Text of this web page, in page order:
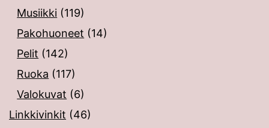
Musiikki (119)
Pakohuoneet (14)
Pelit (142)
Ruoka (117)
Valokuvat (6)
Linkkivinkit (46)